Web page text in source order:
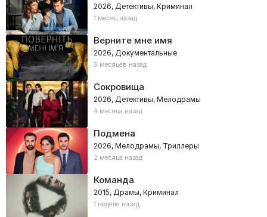
2026, Детективы, Криминал
1 месяц назад
Верните мне имя
2026, Документальные
5 месяцев назад
Сокровища
2026, Детективы, Мелодрамы
4 месяца назад
Подмена
2026, Мелодрамы, Триллеры
2 месяца назад
Команда
2015, Драмы, Криминал
1 неделя назад